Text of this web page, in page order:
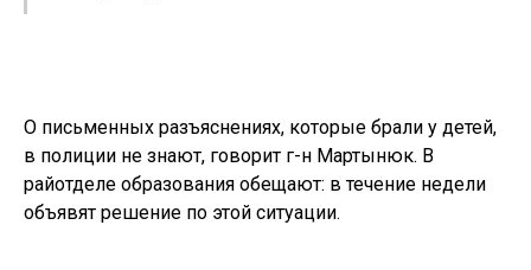
О письменных разъяснениях, которые брали у детей,
в полиции не знают, говорит г-н Мартынюк. В
райотделе образования обещают: в течение недели
объявят решение по этой ситуации.